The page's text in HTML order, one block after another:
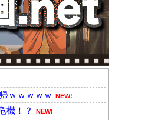
ｗｗｗｗｗ NEW!
機！？ NEW!